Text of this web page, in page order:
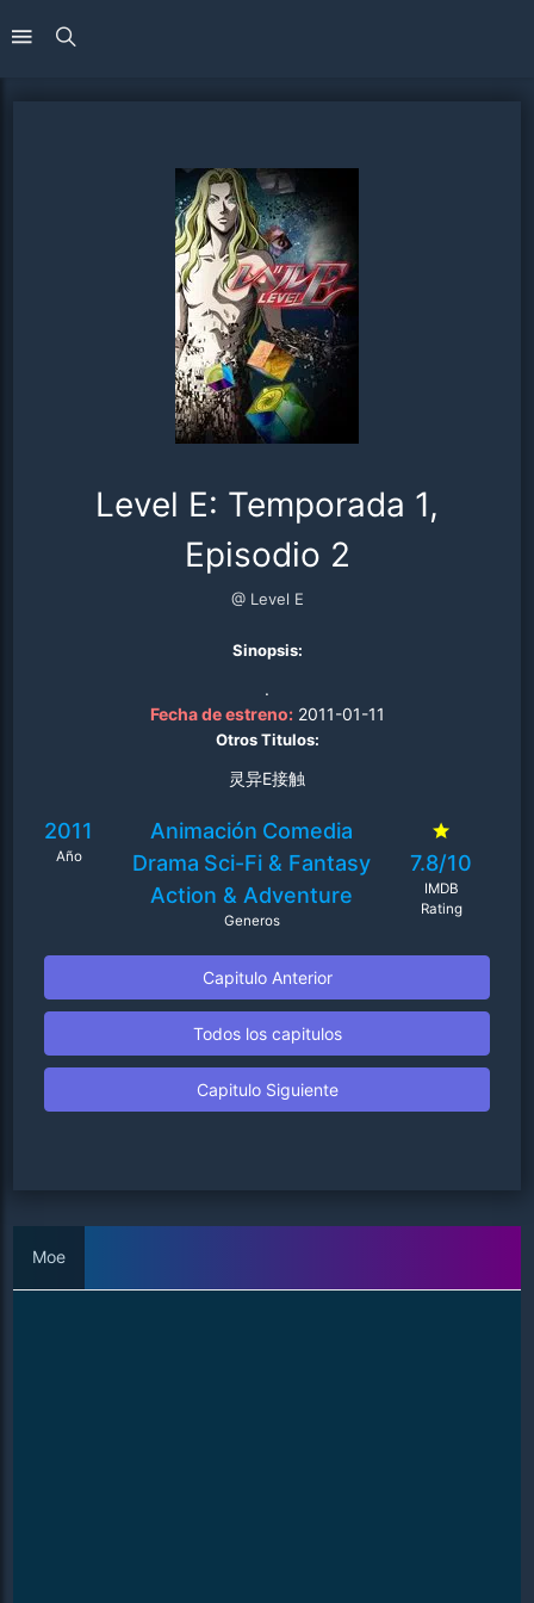
Level E: Temporada 1,
Episodio 2
@ Level E
Sinopsis:
.
Fecha de estreno:2011-01-11
Otros Titulos:
灵异E接触
2011
Año
Animación Comedia
Drama Sci-Fi & Fantasy
Action & Adventure
Generos
7.8/10
IMDB
Rating
Capitulo Anterior
Todos los capitulos
Capitulo Siguiente
Moe